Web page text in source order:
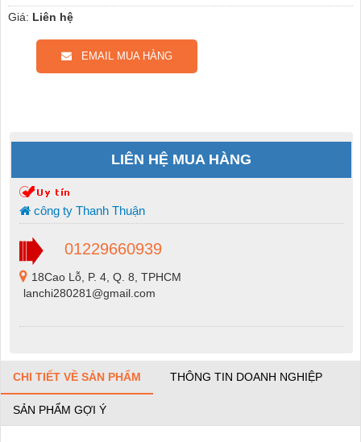
Giá: Liên hệ
EMAIL MUA HÀNG
LIÊN HỆ MUA HÀNG
công ty Thanh Thuận
01229660939
18Cao Lỗ, P. 4, Q. 8, TPHCM
lanchi280281@gmail.com
CHI TIẾT VỀ SẢN PHẨM THÔNG TIN DOANH NGHIỆP
SẢN PHẨM GỢI Ý